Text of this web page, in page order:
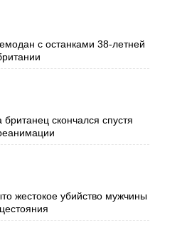
с останками 38-летней
скончался спустя
жестокое убийство мужчины